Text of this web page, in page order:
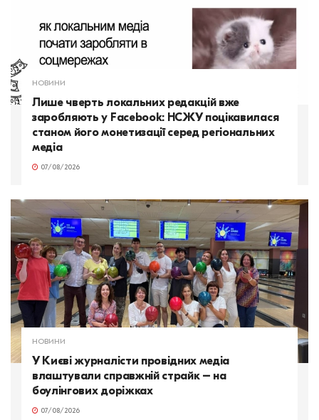
НОВИНИ
Лише чверть локальних редакцій вже
заробляють у Facebook: НСЖУ поцікавилася
станом його монетизації серед регіональних
медіа
07/08/2026
НОВИНИ
У Києві журналісти провідних медіа
влаштували справжній страйк – на
боулінгових доріжках
07/08/2026